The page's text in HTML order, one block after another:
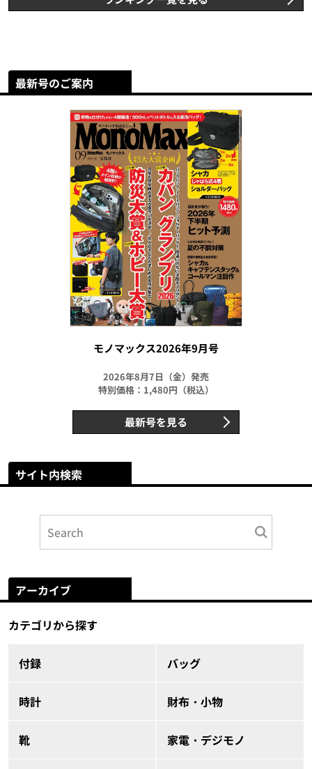
最新号のご案内
モノマックス2026年9月号
2026年8月7日（金）発売
特別価格：1,480円（税込）
最新号を見る
サイト内検索
アーカイブ
カテゴリから探す
付録 バッグ
時計 財布・小物
靴 家電・デジモノ